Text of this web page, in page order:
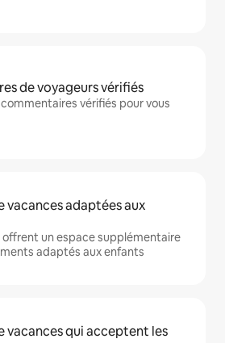
de voyageurs vérifiés
commentaires vérifiés pour vous
vacances adaptées aux
un espace supplémentaire
adaptés aux enfants
vacances qui acceptent les